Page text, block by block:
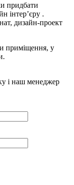
придбати
інтерʼєру .
дизайн-проект
приміщення, у
і наш менеджер